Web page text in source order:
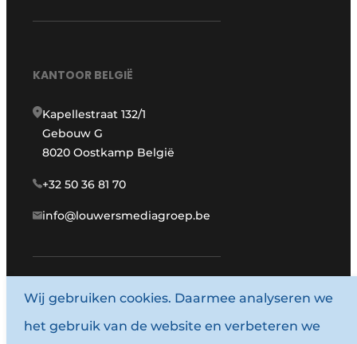
KANTOOR BELGIË
Kapellestraat 132/1
Gebouw G
8020 Oostkamp België
+32 50 36 81 70
info@louwersmediagroep.be
www.louwersmediagroep.com
© 1987 - 2026 Louwersmediagroep.
Wij gebruiken cookies. Daarmee analyseren we
het gebruik van de website en verbeteren we